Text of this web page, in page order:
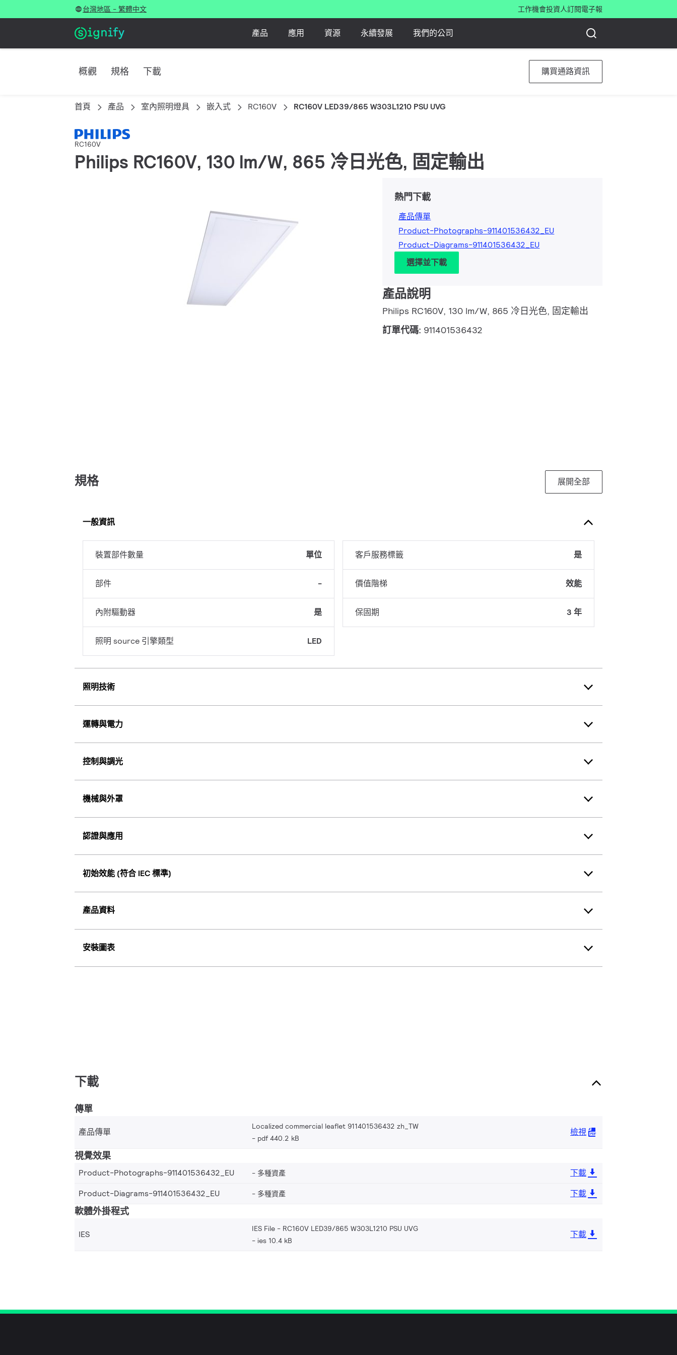
台灣地區 - 繁體中文 工作機會投資人訂閱電子報
產品 應用 資源 永續發展 我們的公司
概觀 規格 下載 購買通路資訊
首頁 產品 室內照明燈具 嵌入式 RC160V RC160V LED39/865 W303L1210 PSU UVG
RC160V
Philips RC160V, 130 lm/W, 865 冷日光色, 固定輸出
熱門下載
產品傳單
Product-Photographs-911401536432_EU
Product-Diagrams-911401536432_EU
選擇並下載
產品說明
Philips RC160V, 130 lm/W, 865 冷日光色, 固定輸出
訂單代碼: 911401536432
規格 展開全部
一般資訊
裝置部件數量 單位
部件 -
內附驅動器 是
照明 source 引擎類型 LED
客戶服務標籤 是
價值階梯 效能
保固期 3 年
照明技術
運轉與電力
控制與調光
機械與外罩
認證與應用
初始效能 (符合 IEC 標準)
產品資料
安裝圖表
下載
傳單
產品傳單
Localized commercial leaflet 911401536432 zh_TW
pdf 440.2 kB
檢視
視覺效果
Product-Photographs-911401536432_EU 多種資產
下載
Product-Diagrams-911401536432_EU
多種資產 下載
軟體外掛程式
IES
IES File - RC160V LED39/865 W303L1210 PSU UVG
ies 10.4 kB
下載